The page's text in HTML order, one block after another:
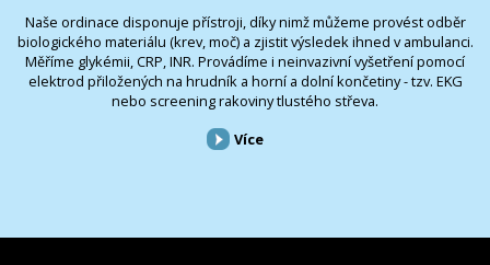
Naše ordinace disponuje přístroji, díky nimž můžeme provést odběr
biologického materiálu (krev, moč) a zjistit výsledek ihned v ambulanci.
Měříme glykémii, CRP, INR. Provádíme i neinvazivní vyšetření pomocí
elektrod přiložených na hrudník a horní a dolní končetiny - tzv. EKG
nebo screening rakoviny tlustého střeva.
Více